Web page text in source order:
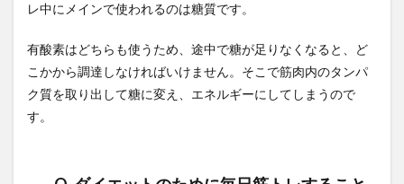
レ中にメインで使われるのは糖質です。
有酸素はどちらも使うため、途中で糖が足りなくなると、ど
こかから調達しなければいけません。そこで筋肉内のタンパ
ク質を取り出して糖に変え、エネルギーにしてしまうので
す。